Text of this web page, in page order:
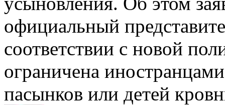
официальный
соответствии с новой
ограничена
пасынков или детей